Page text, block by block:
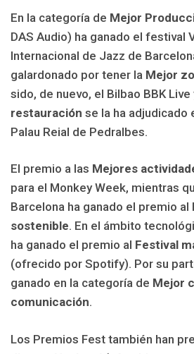
En la categoría de Mejor
DAS Audio) ha ganado el festival
Internacional de Jazz de
galardonado por tener la Mejor
sido, de nuevo, el Bilbao BBK Live
restauración se la ha adjudicado
Palau Reial de Pedralbes.
El premio a las Mejores
para el Monkey Week, mientras
Barcelona ha ganado el premio al
sostenible. En el ámbito
ha ganado el premio al Festival
(ofrecido por Spotify). Por su
ganado en la categoría de Mejor
comunicación.
Los Premios Fest también han